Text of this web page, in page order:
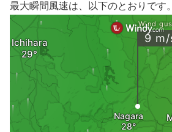
最大瞬間風速は、以下のとおりです。